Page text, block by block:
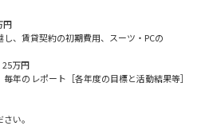
学問検索
円
し、賃貸契約の初期費用、スーツ・PCの
万円
年のレポート［各年度の目標と活動結果等］
い。